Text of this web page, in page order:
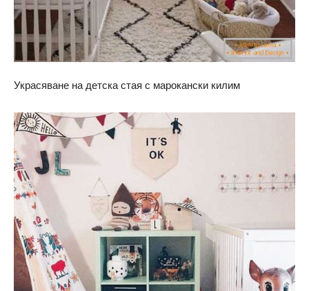
Украсяване на детска стая с марокански килим